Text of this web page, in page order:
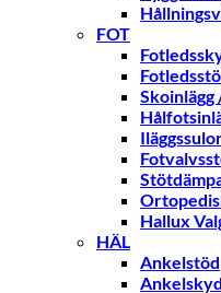
FOT
Skoinlägg
Hallux
HÄL
Ankelstöd